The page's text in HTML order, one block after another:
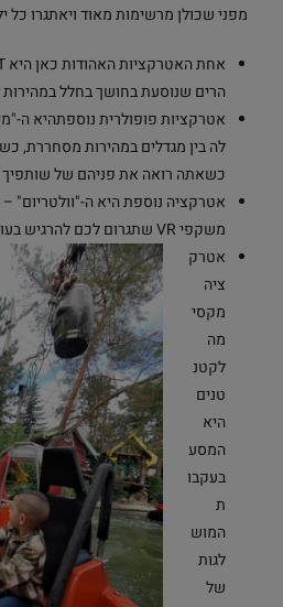
מפני שכולן מרשימות מאוד ויאתגרו כל
הרים שנוסעת בחושך בחלל במהירות שח 60
אטרקציות פופולרית נוספתהיא ה-
לה בין מגדלים במהירות מסחררת,
כשאתה רואה את פניהם של
אטרקציה נוספת היא ה-"וולטריום"
משקפי VR שתגרום לכם להרגיש בעולם אחר.
אטרק
ציה
מקסי
מה
לקטנ
טנים
היא
המסע
בעקבו
ת
המוש
לגות
של